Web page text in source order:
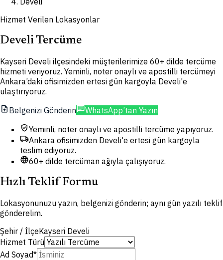
Hizmet Verilen Lokasyonlar
Develi Tercüme
Kayseri Develi ilçesindeki müşterilerimize 60+ dilde tercüme
hizmeti veriyoruz. Yeminli, noter onaylı ve apostilli tercümeyi
Ankara’daki ofisimizden ertesi gün kargoyla Develi'e
ulaştırıyoruz.
upload_file Belgenizi GönderinchatWhatsApp’tan Yazın
verified_userYeminli, noter onaylı ve apostilli tercüme yapıyoruz.
local_shippingAnkara ofisimizden Develi'e ertesi gün kargoyla
teslim ediyoruz.
language60+ dilde tercüman ağıyla çalışıyoruz.
Hızlı Teklif Formu
Lokasyonunuzu yazın, belgenizi gönderin; aynı gün yazılı teklif
gönderelim.
Şehir / İlçeKayseri Develi
Hizmet Türü
Ad Soyad*